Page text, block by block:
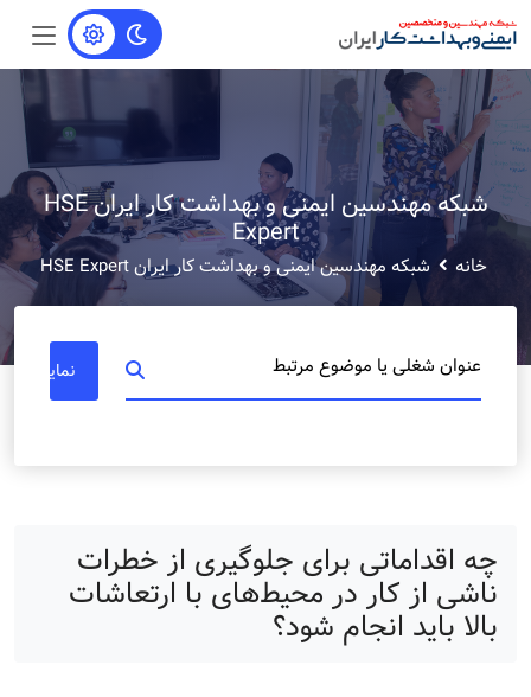
شبکه مهندسین ایمنی و بهداشت کار ایران HSE
Expert
خانه شبکه مهندسین ایمنی و بهداشت کار ایران HSE Expert
عنوان شغلی یا موضوع مرتبط نمایش
چه اقداماتی برای جلوگیری از خطرات
ناشی از کار در محیط‌های با ارتعاشات
بالا باید انجام شود؟